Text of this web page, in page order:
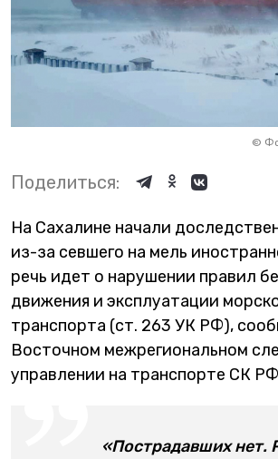
©
Поделиться:
На Сахалине начали
из-за севшего на мель
речь идет о нарушении правил
движения и эксплуатации
транспорта (ст. 263 УК РФ),
Восточном межрегиональном
управлении на транспорте СК
«Пострадавших нет.